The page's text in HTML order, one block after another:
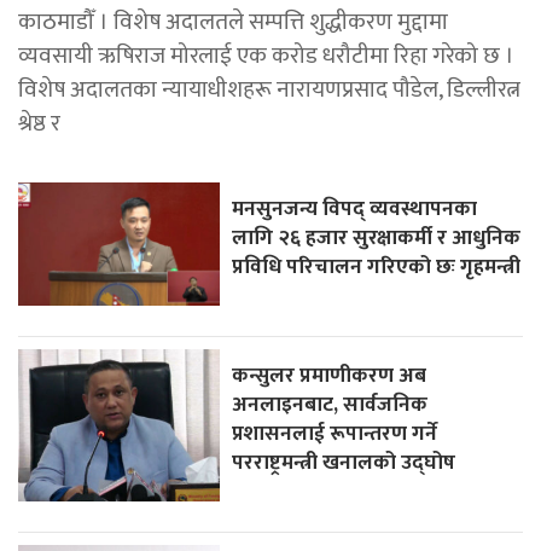
काठमाडौँ । विशेष अदालतले सम्पत्ति शुद्धीकरण मुद्दामा
व्यवसायी ऋषिराज मोरलाई एक करोड धरौटीमा रिहा गरेको छ ।
विशेष अदालतका न्यायाधीशहरू नारायणप्रसाद पौडेल, डिल्लीरत्न
श्रेष्ठ र
मनसुनजन्य विपद् व्यवस्थापनका
लागि २६ हजार सुरक्षाकर्मी र आधुनिक
प्रविधि परिचालन गरिएको छः गृहमन्त्री
कन्सुलर प्रमाणीकरण अब
अनलाइनबाट, सार्वजनिक
प्रशासनलाई रूपान्तरण गर्ने
परराष्ट्रमन्त्री खनालको उद्घोष